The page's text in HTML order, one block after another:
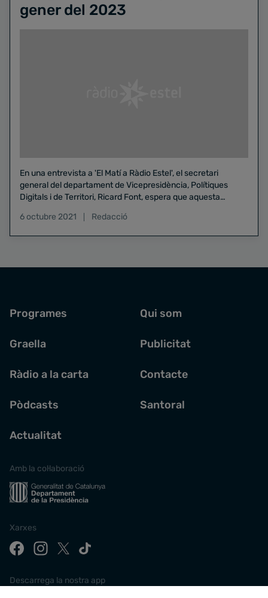
gener del 2023
En una entrevista a 'El Matí a Ràdio Estel', el secretari
general del departament de Vicepresidència, Polítiques
Digitals i de Territori, Ricard Font, espera que aquesta
6 octubre 2021 Redacció
Programes
Graella
Ràdio a la carta
Pòdcasts
Actualitat
Qui som
Publicitat
Contacte
Santoral
Amb la col·laboració
Xarxes
Descarrega la nostra app